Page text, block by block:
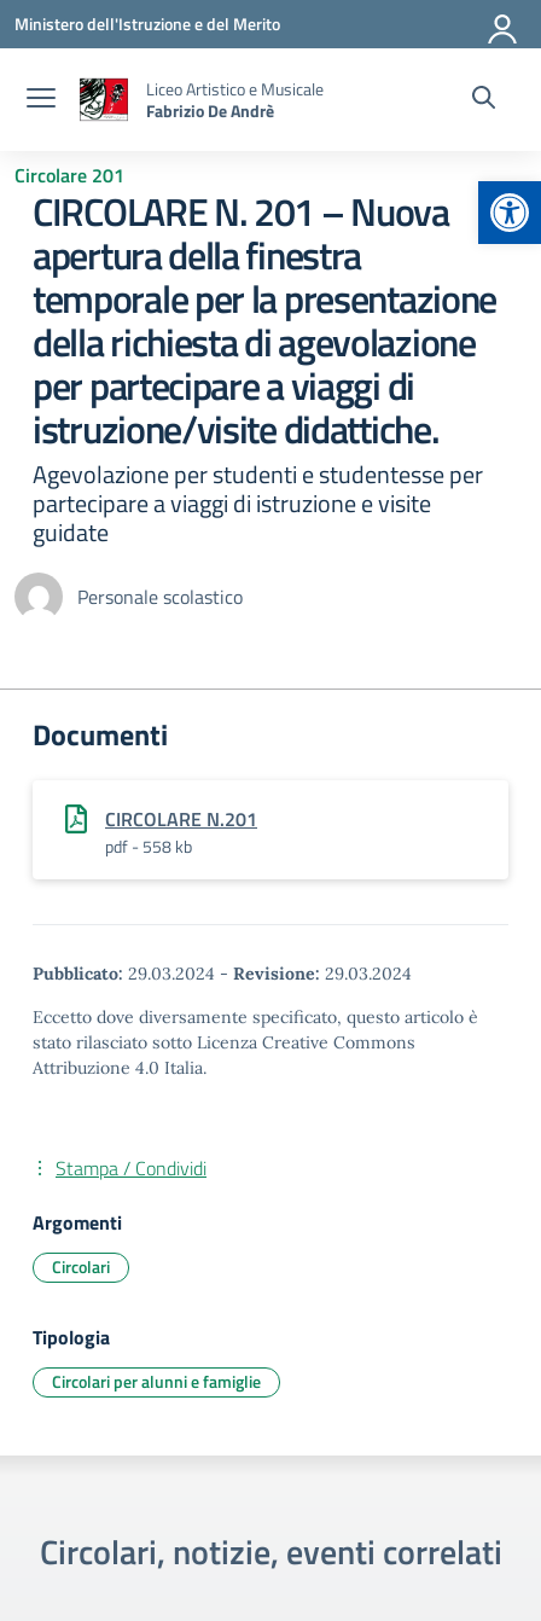
Vai ai contenuti
Vai al menu di navigazione
Vai al footer
Ministero dell'Istruzione e del Merito
Liceo Artistico e Musicale
Fabrizio De Andrè
Circolare 201
CIRCOLARE N. 201 – Nuova
apertura della finestra
temporale per la presentazione
della richiesta di agevolazione
per partecipare a viaggi di
istruzione/visite didattiche.
Agevolazione per studenti e studentesse per
partecipare a viaggi di istruzione e visite
guidate
Personale scolastico
Documenti
CIRCOLARE N.201
pdf - 558 kb
Pubblicato: 29.03.2024 - Revisione: 29.03.2024
Eccetto dove diversamente specificato, questo articolo è
stato rilasciato sotto Licenza Creative Commons
Attribuzione 4.0 Italia.
Stampa / Condividi
Argomenti
Circolari
Tipologia
Circolari per alunni e famiglie
Circolari, notizie, eventi correlati